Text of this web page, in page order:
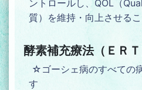
ントロールし、QOL（
質）を維持・向上させるこ
酵素補充療法（ＥＲＴ
☆ゴーシェ病のすべての
す